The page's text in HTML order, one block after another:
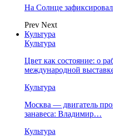
На Солнце
Prev Next
Культура
Культура
Цвет как состояние: о
международной
Культура
Москва — двигатель
занавеса: Владимир…
Культура